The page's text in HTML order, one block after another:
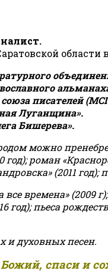
союза писателей
Луганщина».
Бишерева».
можно
год); роман
(2011 год);
времена» (2009
пьеса
и духовных песен.
спаси и